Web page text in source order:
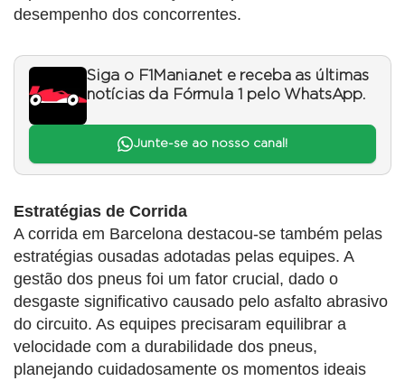
desempenho dos concorrentes.
Siga o F1Mania.net e receba as últimas
notícias da Fórmula 1 pelo WhatsApp.
Junte-se ao nosso canal!
Estratégias de Corrida
A corrida em Barcelona destacou-se também pelas
estratégias ousadas adotadas pelas equipes. A
gestão dos pneus foi um fator crucial, dado o
desgaste significativo causado pelo asfalto abrasivo
do circuito. As equipes precisaram equilibrar a
velocidade com a durabilidade dos pneus,
planejando cuidadosamente os momentos ideais